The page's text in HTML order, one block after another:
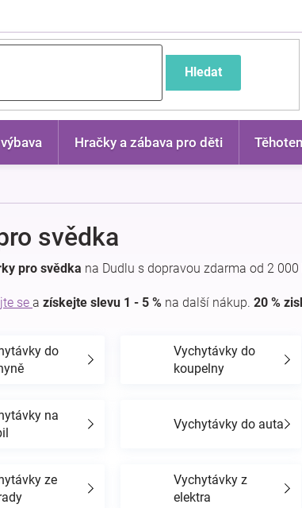
Hledat
Hračky a zábava pro děti
svědka
pro svědka na Dudlu s dopravou zdarma od 2
se a získejte slevu 1 - 5 % na další nákup. 20 %
do
Vychytávky do
koupelny
na
Vychytávky do auta
ze
Vychytávky z
elektra